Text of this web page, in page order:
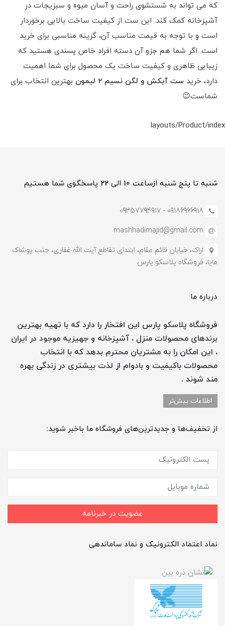
که می تواند به شستشوی راحت و آسان میوه و سبزیجات در
آشپزخانه کمک کند. این ست از کیفیت ساخت بالایی برخوردار
است و با توجه به قیمت مناسب آن، گزینه مناسبی برای خرید
است. اگر شما هم جزو آن دسته افراد خاص پسندی هستید که
زیبایی ظاهری و کیفیت ساخت یک محصول برای شما اهمیت
دارد، خرید ست آبکش و لگن نسیم 2 لیمون
بهترین انتخاب برای
شماست😉
layouts/Product/index
شنبه تا پنج شنبه ازساعت 10 الی 22 پاسخگوی شما هستیم
09186966918 - 0935779491۷
mashhadimajid@gmail.com
اراک، خیابان قائم مقام، ابتدای تقاطع آیت الله غفاری، جنب پوشاک
مایا، فروشگاه پلاسکو پارس
درباره ما
فروشگاه پلاسکو پارس این افتخار را دارد که با تهیه بهترین
برندهای محصولات منزل ، آشپزخانه و جهیزیه موجود در ایران
، این امکان را به مشتریان محترم بدهد که با انتخاب
محصولات باکیفیت و بادوام از لذت بیشتری در زندگی بهره
مند شوند .
اطلاعات بیش‌تر
از تخفیف‌ها و جدیدترین‌های فروشگاه ما باخبر شوید:
عضویت در خبرنامه
نماد اعتماد الکترونیک و نماد ساماندهی